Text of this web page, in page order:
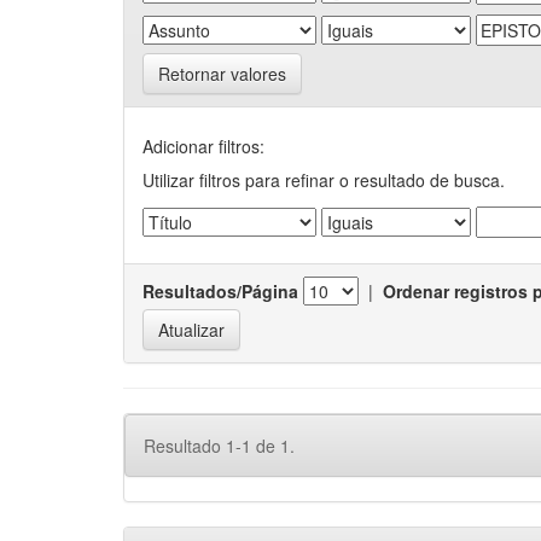
Retornar valores
Adicionar filtros:
Utilizar filtros para refinar o resultado de busca.
Resultados/Página | Ordenar registros
Resultado 1-1 de 1.